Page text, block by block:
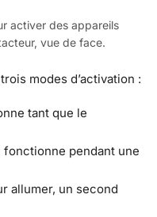
activer des appareils
vue de face.
modes d’activation :
tant que le
fonctionne pendant une
allumer, un second